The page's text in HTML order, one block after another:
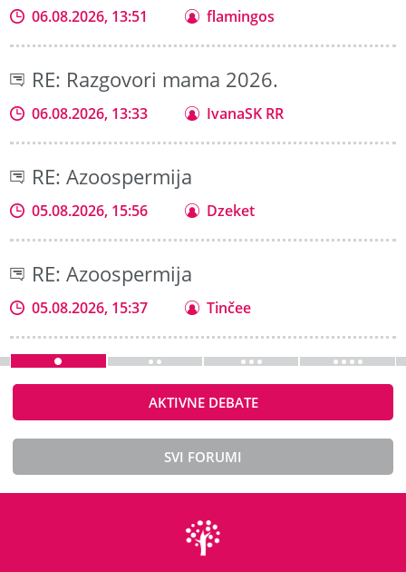
06.08.2026, 13:51 flamingos
RE: Razgovori mama 2026.
06.08.2026, 13:33 IvanaSK RR
RE: Azoospermija
05.08.2026, 15:56 Dzeket
RE: Azoospermija
05.08.2026, 15:37 Tinčee
AKTIVNE DEBATE
SVI FORUMI